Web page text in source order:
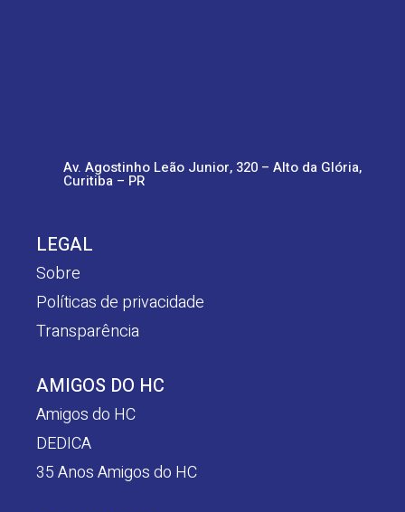
Av. Agostinho Leão Junior, 320 – Alto da Glória,
Curitiba – PR
LEGAL
Sobre
Políticas de privacidade
Transparência
AMIGOS DO HC
Amigos do HC
DEDICA
35 Anos Amigos do HC